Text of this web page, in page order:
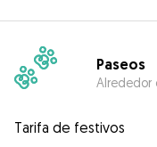
Paseos
Alrededor
Tarifa de festivos